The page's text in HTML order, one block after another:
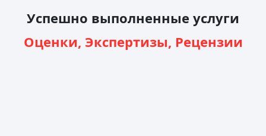
Успешно выполненные услуги
Оценки, Экспертизы, Рецензии